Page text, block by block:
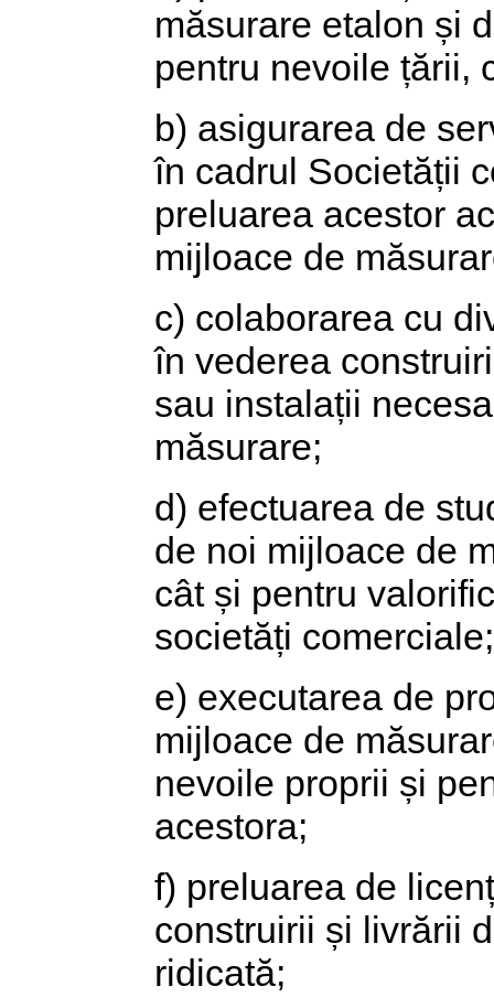
măsurare etalon și
pentru nevoile țării,
b) asigurarea de
în cadrul Societății
preluarea acestor
mijloace de
c) colaborarea cu
în vederea
sau instalații
măsurare;
d) efectuarea de
de noi mijloace de
cât și pentru
societăți comerciale;
e) executarea de
mijloace de
nevoile proprii și
acestora;
f) preluarea de
construirii și livrării
ridicată;